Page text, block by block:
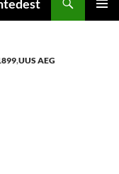
,UUS AEG